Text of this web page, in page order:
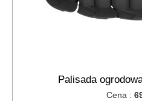
Palisada
Cena :